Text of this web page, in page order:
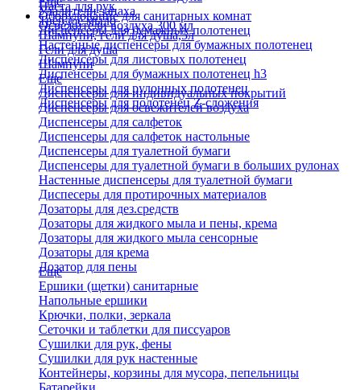
Паста для рук
Твердое мыло
Шампуни, гели для душа,5л
Гели для душа
Шампуни
Удалители запаха
Освежители воздуха 300 мл
Оборудование для санитарных комнат
Диспенсеры для бумажных полотенец
Настенные диспенсеры для бумажных полотенец
Диспенсеры для листовых полотенец
Диспенсеры для бумажных полотенец h3
Диспенсеры для рулонных полотенец
Диспенсеры для полотенец Z-сложения
Еще
Диспенсеры для индивидуальных покрытий
Диспенсеры для освежителей воздуха
Диспенсеры для салфеток
Диспенсеры для салфеток настольные
Диспенсеры для туалетной бумаги
Диспенсеры для туалетной бумаги в больших рулонах
Настенные диспенсеры для туалетной бумаги
Диспесеры для протирочных материалов
Дозаторы для дез.средств
Дозаторы для жидкого мыла и пены, крема
Дозаторы для жидкого мыла сенсорные
Дозаторы для крема
Дозатор для пены
Еще
Ершики (щетки) санитарные
Напольные ершики
Крючки, полки, зеркала
Сеточки и таблетки для писсуаров
Сушилки для рук, фены
Сушилки для рук настенные
Контейнеры, корзины для мусора, пепельницы
Батарейки